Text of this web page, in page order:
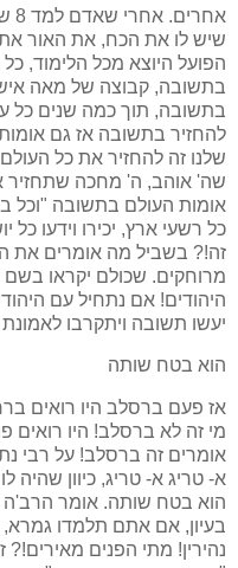
שיש לו את הכח, את האור את
הפועל היוצא מכל הלימוד,
בתשובה, קבוצה של מאה איש
בתשובה, תוך כמה שנים כל
להחזיר בתשובה אז גם
שלנו זה להחזיר את כל
שה' אוהב, ה' מחכה שתחזיר
אומות העולם בתשובה "וכל
כל רשעי ארץ, יכירו וידעו
זה!? בשביל מה אומרים את
מרוחקים. שכולם יקראו בשם
היהודים! אם נתחיל עם
יעשו תשובה ויתקרבו
הוא בטח שותה
אז פעם ברסלב היו רואים
מי זה לא ברסלב! היו רואים
אומרים זה ברסלב! על רבי
א- טריג א- טריג, כיוון
הוא בטח שותה. אומר
בעיון, אם אתם תלמדו גמרא,
נהירין! מתי הפנים